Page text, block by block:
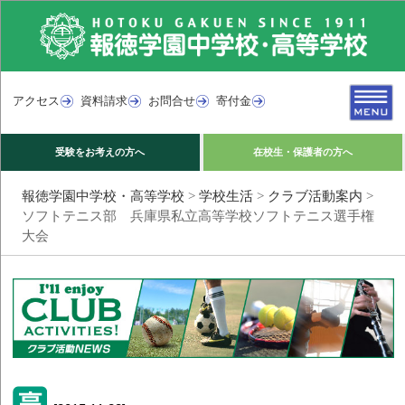
アクセス 資料請求 お問合せ 寄付金
受験をお考えの方へ 在校生・保護者の方へ
報徳学園中学校・高等学校 > 学校生活> クラブ活動案内 >
ソフトテニス部 兵庫県私立高等学校ソフトテニス選手権
大会